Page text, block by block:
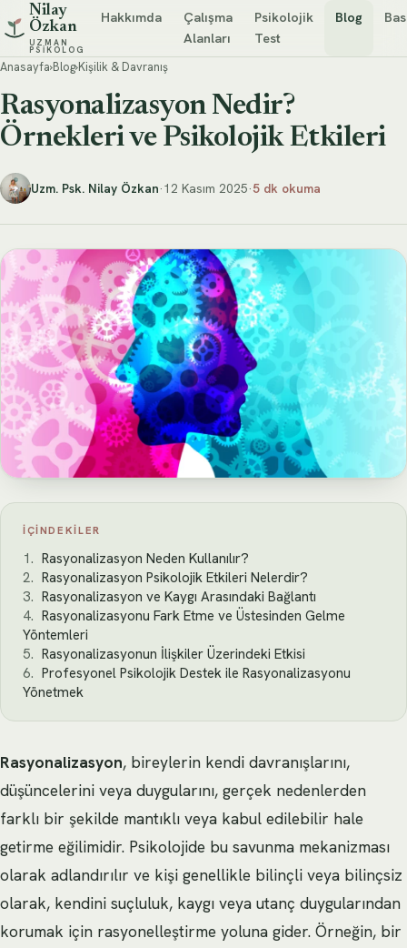
Nilay
Özkan
UZMAN
PSIKOLOG
Hakkımda
Çalışma
Alanları
Psikolojik
Test
Blog
Anasayfa›Blog›Kişilik & Davranış
Rasyonalizasyon Nedir?
Örnekleri ve Psikolojik Etkileri
Uzm. Psk. Nilay Özkan·12 Kasım 2025·5 dk okuma
İÇINDEKILER
Rasyonalizasyon Neden Kullanılır?
Rasyonalizasyon Psikolojik Etkileri Nelerdir?
Rasyonalizasyon ve Kaygı Arasındaki Bağlantı
Rasyonalizasyonu Fark Etme ve Üstesinden Gelme
Yöntemleri
Rasyonalizasyonun İlişkiler Üzerindeki Etkisi
Profesyonel Psikolojik Destek ile Rasyonalizasyonu
Yönetmek
Rasyonalizasyon, bireylerin kendi davranışlarını,
düşüncelerini veya duygularını, gerçek nedenlerden
farklı bir şekilde mantıklı veya kabul edilebilir hale
getirme eğilimidir. Psikolojide bu savunma mekanizması
olarak adlandırılır ve kişi genellikle bilinçli veya bilinçsiz
olarak, kendini suçluluk, kaygı veya utanç duygularından
korumak için rasyonelleştirme yoluna gider. Örneğin, bir